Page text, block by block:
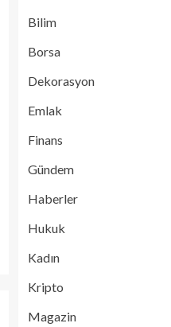
Bilim
Borsa
Dekorasyon
Emlak
Finans
Gündem
Haberler
Hukuk
Kadın
Kripto
Magazin